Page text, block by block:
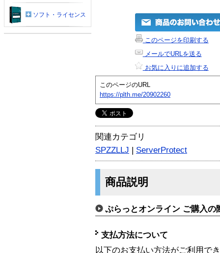
このページを印刷する
メールでURLを送る
お気に入りに追加する
このページのURL
https://plth.me/20902260
関連カテゴリ
SPZZLLJ | ServerProtect
商品説明
ぷらっとオンライン ご購入の
支払方法について
以下のお支払い方法がご利用で
ソフト・ライセンス